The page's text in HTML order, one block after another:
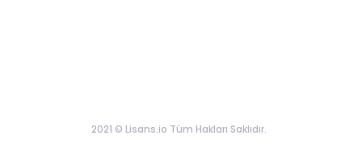
2021 © Lisans.io Tüm Hakları Saklıdır.